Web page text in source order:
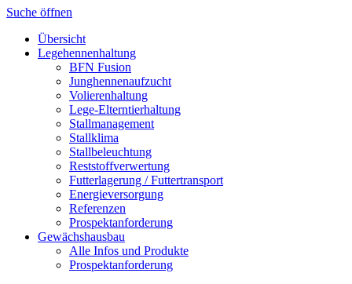
Suche öffnen
Übersicht
Legehennenhaltung
BFN Fusion
Junghennenaufzucht
Volierenhaltung
Lege-Elterntierhaltung
Stallmanagement
Stallklima
Stallbeleuchtung
Reststoffverwertung
Futterlagerung / Futtertransport
Energieversorgung
Referenzen
Prospektanforderung
Gewächshausbau
Alle Infos und Produkte
Prospektanforderung